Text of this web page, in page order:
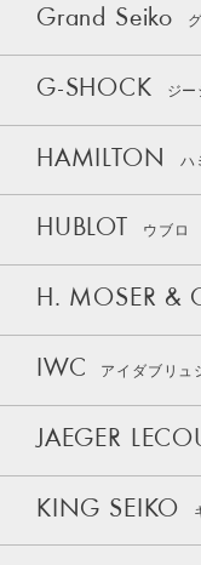
Grand Seiko
G-SHOCK ジー
HAMILTON ハ
HUBLOT ウブロ
H. MOSER &
IWC アイダブリュ
JAEGER
KING SEIKO